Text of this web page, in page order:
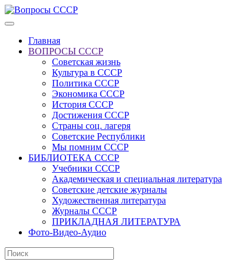
Главная
ВОПРОСЫ СССР
Советская жизнь
Культура в СССР
Политика СССР
Экономика СССР
История СССР
Достижения СССР
Страны соц. лагеря
Советские Республики
Мы помним СССР
БИБЛИОТЕКА СССР
Учебники СССР
Академическая и специальная литература
Советские детские журналы
Художественная литература
Журналы СССР
ПРИКЛАДНАЯ ЛИТЕРАТУРА
Фото-Видео-Аудио